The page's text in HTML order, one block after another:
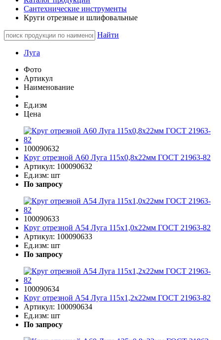
Сантехнические инструменты
Круги отрезные и шлифовальные
Найти
Луга
Фото
Артикул
Наименование
Ед.изм
Цена
100090632
Круг отрезной A60 Луга 115х0,8х22мм ГОСТ 21963-82
Артикул: 100090632
Ед.изм: шт
По запросу
100090633
Круг отрезной A54 Луга 115х1,0х22мм ГОСТ 21963-82
Артикул: 100090633
Ед.изм: шт
По запросу
100090634
Круг отрезной A54 Луга 115х1,2х22мм ГОСТ 21963-82
Артикул: 100090634
Ед.изм: шт
По запросу